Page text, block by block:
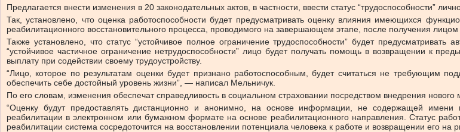
Предлагается внести изменения в 20 законодательных актов, в частности, ввести статус “трудоспособности”
Так, установлено, что оценка работоспособности будет предусматривать оценку влияния имеющихся
реабилитационного восстановительного процесса, проводимого на завершающем этапе, после получения лицом
Также установлено, что статус “устойчивое полное ограничение трудоспособности” будет
“устойчивое частичное ограничение нетрудоспособности” лицо будет получать помощь в возвращении к
выплату при содействии своему трудоустройству.
“Лицо, которое по результатам оценки будет признано работоспособным, будет считаться не требующим
обеспечить себе достойный уровень жизни”, — написал Мельничук.
По его словам, изменения обеспечат справедливость в социальном страховании посредством внедрения
“Оценку будут предоставлять дистанционно и анонимно, на основе информации, не содержащей
реабилитации в электронном или бумажном формате на основе реабилитационного направления. Статус
реабилитации система сосредоточится на восстановлении потенциала человека к работе и возвращении его на